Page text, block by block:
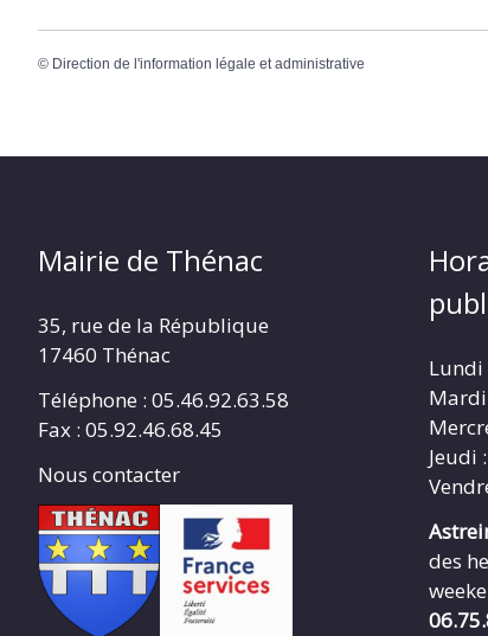
© Direction de l'information légale et administrative
Mairie de Thénac
35, rue de la République
17460 Thénac
Téléphone : 05.46.92.63.58
Fax : 05.92.46.68.45
Nous contacter
Lundi
Mardi
Jeudi
des